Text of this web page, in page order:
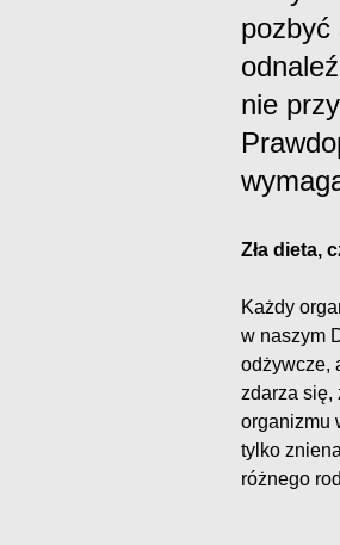
pozbyć
nie
Zła dieta,
Każdy
w naszym
odżywcze,
zdarza się,
organizmu
tylko
różnego